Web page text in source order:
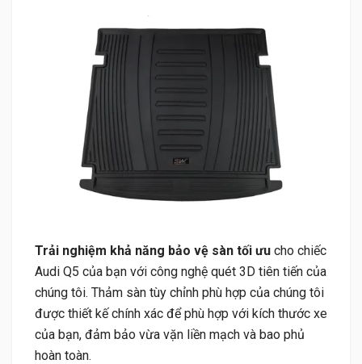
Trải nghiệm khả năng bảo vệ sàn tối ưu cho chiếc
Audi Q5 của bạn với công nghệ quét 3D tiên tiến của
chúng tôi. Thảm sàn tùy chỉnh phù hợp của chúng tôi
được thiết kế chính xác để phù hợp với kích thước xe
của bạn, đảm bảo vừa vặn liền mạch và bao phủ
hoàn toàn.